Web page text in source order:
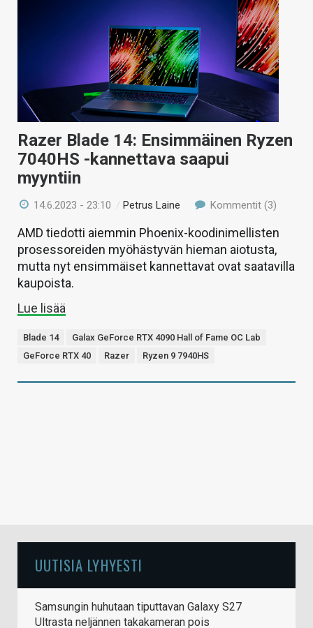
VAIHDA TEEMA
HAKU
Razer Blade 14: Ensimmäinen Ryzen
7040HS -kannettava saapui
myyntiin
14.6.2023 - 23:10 /Petrus Laine Kommentit (3)
AMD tiedotti aiemmin Phoenix-koodinimellisten
prosessoreiden myöhästyvän hieman aiotusta,
mutta nyt ensimmäiset kannettavat ovat saatavilla
kaupoista.
Lue lisää
Blade 14
Galax GeForce RTX 4090 Hall of Fame OC Lab
GeForce RTX 40
Razer Ryzen 9 7940HS
UUTISIA LYHYESTI
Samsungin huhutaan tiputtavan Galaxy S27
Ultrasta neljännen takakameran pois